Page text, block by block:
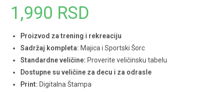
1,990 RSD
Proizvod za trening i rekreaciju
Sadržaj kompleta: Majica i Sportski Šorc
Standardne veličine: Proverite veličinsku tabelu
Dostupne su veličine za decu i za odrasle
Print: Digitalna Štampa